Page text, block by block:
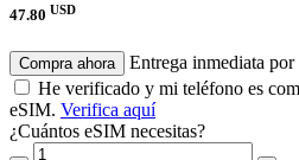
47.80 USD
Compra ahora
Entrega inmediata
He verificado y mi teléfono es
eSIM. Verifica aquí
¿Cuántos eSIM necesitas?